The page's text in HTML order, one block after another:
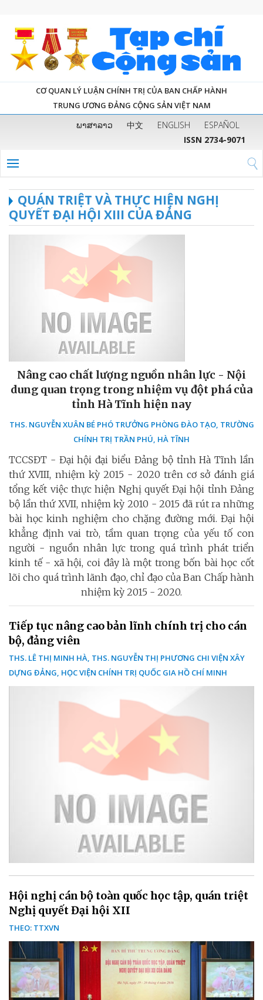
CƠ QUAN LÝ LUẬN CHÍNH TRỊ CỦA BAN CHẤP HÀNH
TRUNG ƯƠNG ĐẢNG CỘNG SẢN VIỆT NAM
ພາສາລາວ 中文 ENGLISH
ESPAÑOL
ISSN 2734-9071
QUÁN TRIỆT VÀ THỰC HIỆN NGHỊ
QUYẾT ĐẠI HỘI XIII CỦA ĐẢNG
Nâng cao chất lượng nguồn nhân lực - Nội
dung quan trọng trong nhiệm vụ đột phá của
tỉnh Hà Tĩnh hiện nay
THS. NGUYỄN XUÂN BÉ PHÓ TRƯỞNG PHÒNG ĐÀO TẠO, TRƯỜNG
CHÍNH TRỊ TRẦN PHÚ, HÀ TĨNH
TCCSĐT - Đại hội đại biểu Đảng bộ tỉnh Hà Tĩnh lần
thứ XVIII, nhiệm kỳ 2015 - 2020 trên cơ sở đánh giá
tổng kết việc thực hiện Nghị quyết Đại hội tỉnh Đảng
bộ lần thứ XVII, nhiệm kỳ 2010 - 2015 đã rút ra những
bài học kinh nghiệm cho chặng đường mới. Đại hội
khẳng định vai trò, tầm quan trọng của yếu tố con
người - nguồn nhân lực trong quá trình phát triển
kinh tế - xã hội, coi đây là một trong bốn bài học cốt
lõi cho quá trình lãnh đạo, chỉ đạo của Ban Chấp hành
nhiệm kỳ 2015 - 2020.
Tiếp tục nâng cao bản lĩnh chính trị cho cán
bộ, đảng viên
THS. LÊ THỊ MINH HÀ, THS. NGUYỄN THỊ PHƯƠNG CHI VIỆN XÂY
DỰNG ĐẢNG, HỌC VIỆN CHÍNH TRỊ QUỐC GIA HỒ CHÍ MINH
Hội nghị cán bộ toàn quốc học tập, quán triệt
Nghị quyết Đại hội XII
THEO: TTXVN